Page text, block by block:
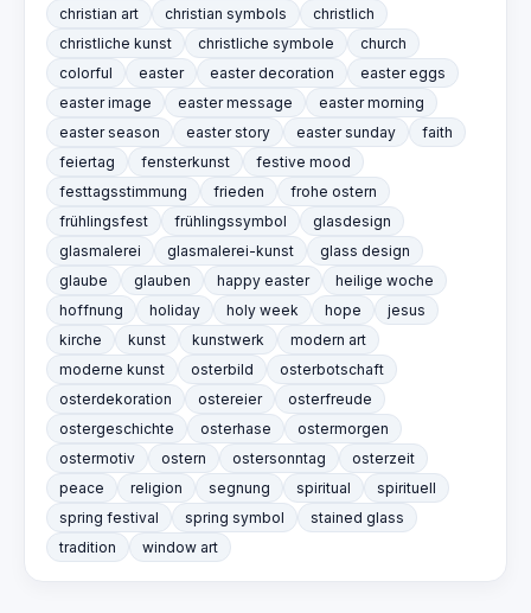
christian art
christian symbols
christlich
christliche kunst
christliche symbole
church
colorful
easter easter decoration
easter eggs
easter image
easter message
easter morning
easter season
easter story easter sunday
faith
feiertag
fensterkunst
festive mood
festtagsstimmung
frieden
frohe ostern
frühlingsfest
frühlingssymbol
glasdesign
glasmalerei
glasmalerei-kunst
glass design
glaube
glauben happy easter
heilige woche
hoffnung
holiday holy week hope
jesus
kirche
kunst kunstwerk
modern art
moderne kunst
osterbild
osterbotschaft
osterdekoration
ostereier
osterfreude
ostergeschichte
osterhase
ostermorgen
ostermotiv
ostern ostersonntag
osterzeit
peace
religion segnung spiritual
spirituell
spring festival
spring symbol
stained glass
tradition
window art